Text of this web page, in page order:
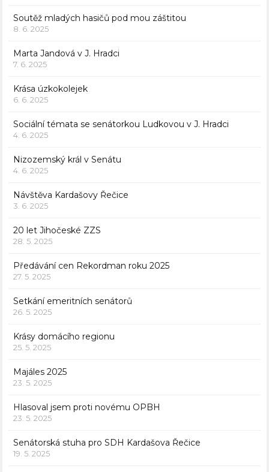
Soutěž mladých hasičů pod mou záštitou
8. 6. 2025
Marta Jandová v J. Hradci
7. 6. 2025
Krása úzkokolejek
6. 6. 2025
Sociální témata se senátorkou Ludkovou v J. Hradci
4. 6. 2025
Nizozemský král v Senátu
4. 6. 2025
Návštěva Kardašovy Řečice
3. 6. 2025
20 let Jihočeské ZZS
28. 5. 2025
Předávání cen Rekordman roku 2025
27. 5. 2025
Setkání emeritních senátorů
26. 5. 2025
Krásy domácího regionu
25. 5. 2025
Majáles 2025
23. 5. 2025
Hlasoval jsem proti novému OPBH
23. 5. 2025
Senátorská stuha pro SDH Kardašova Řečice
19. 5. 2025